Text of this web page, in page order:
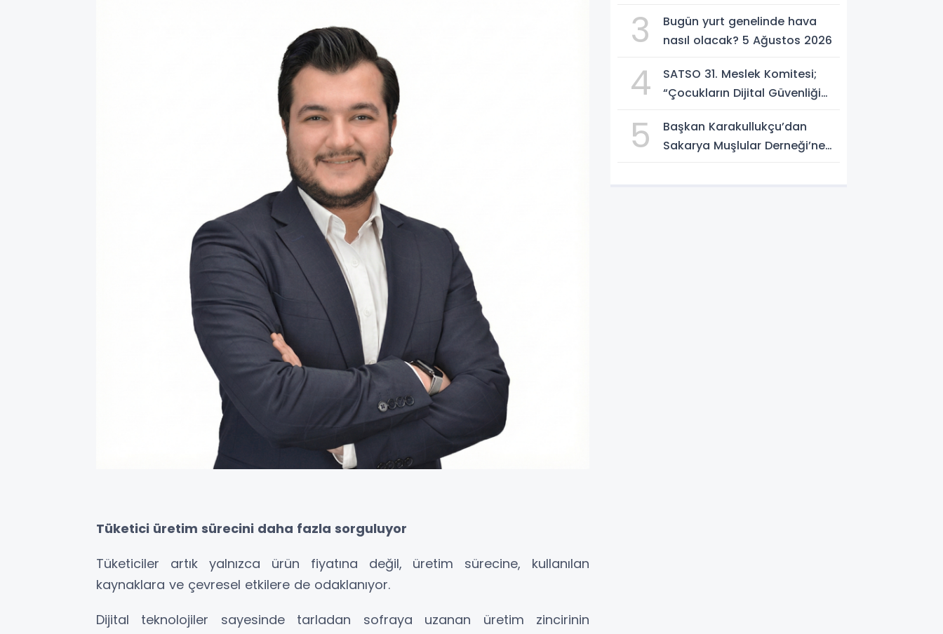
Tüketici üretim sürecini daha fazla sorguluyor
Tüketiciler artık yalnızca ürün fiyatına değil, üretim sürecine, kullanılan
kaynaklara ve çevresel etkilere de odaklanıyor.
Dijital teknolojiler sayesinde tarladan sofraya uzanan üretim zincirinin
Yuva
3
Bugün yurt genelinde hava
nasıl olacak? 5 Ağustos 2026
4
SATSO 31. Meslek Komitesi;
“Çocukların Dijital Güvenliği
5
Başkan Karakullukçu’dan
Sakarya Muşlular Derneği’ne